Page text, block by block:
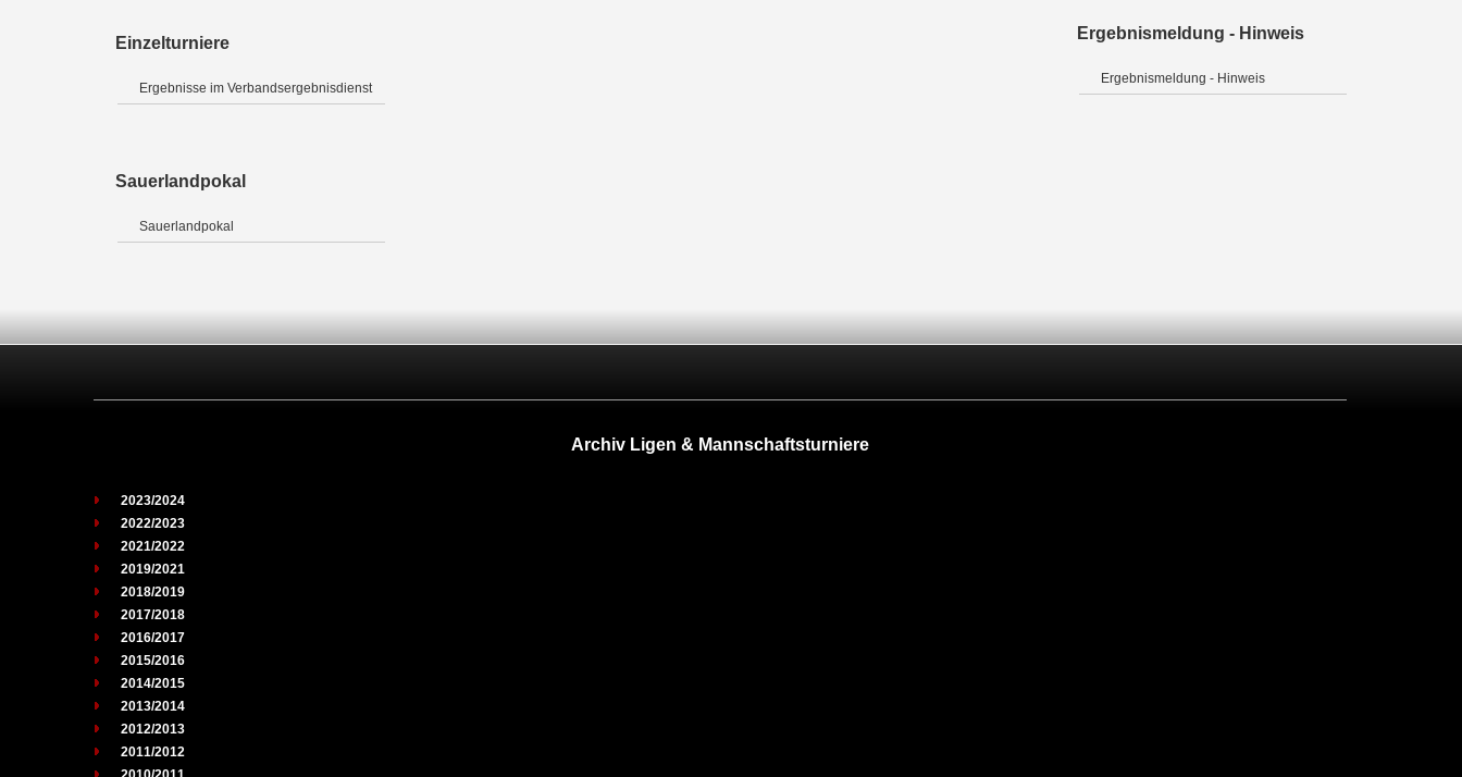
Einzelturniere
Ergebnisse im Verbandsergebnisdienst
Sauerlandpokal
Sauerlandpokal
Ergebnismeldung - Hinweis
Ergebnismeldung - Hinweis
Archiv Ligen & Mannschaftsturniere
2023/2024
2022/2023
2021/2022
2019/2021
2018/2019
2017/2018
2016/2017
2015/2016
2014/2015
2013/2014
2012/2013
2011/2012